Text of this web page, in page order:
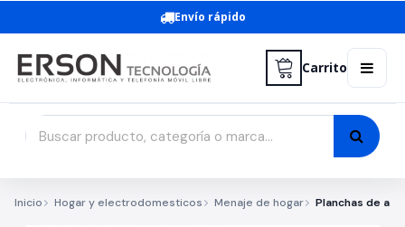
Envío rápido
Carrito
Inicio Hogar y electrodomesticos Menaje de hogar Planchas de